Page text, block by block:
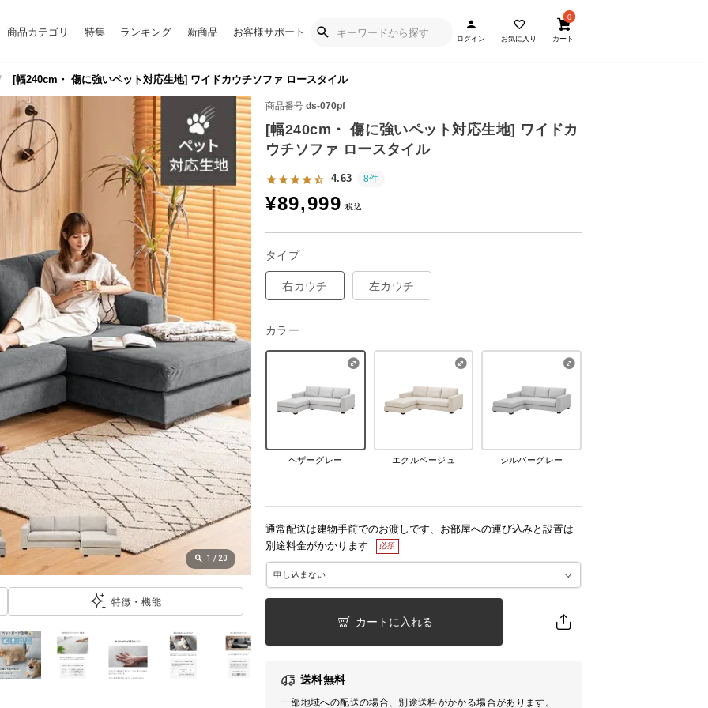
商品カテゴリ 特集 ランキング 新商品 お客様サポート
ログイン お気に入り
0
カート
[幅240cm・ 傷に強いペット対応生地] ワイドカウチソファ ロースタイル
商品番号 ds-070pf
[幅240cm・ 傷に強いペット対応生地] ワイドカ
ウチソファ ロースタイル
4.63 8件
¥89,999
タイプ
右カウチ 左カウチ
カラー
ヘザーグレー エクルベージュ シルバーグレー
通常配送は建物手前でのお渡しです、お部屋への運び込みと設置は
別途料金がかかります
カートに入れる
送料無料
一部地域への配送の場合、別途送料がかかる場合があります。
1 / 20
特徴・機能